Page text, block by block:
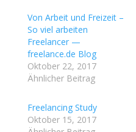
b
e
r
T
w
i
t
t
e
u
t
e
i
u
F
a
c
e
b
o
o
u
t
e
i
Von Arbeit und Freizeit –
So viel arbeiten
Freelancer —
freelance.de Blog
Oktober 22, 2017
Ähnlicher Beitrag
Freelancing Study
Oktober 15, 2017